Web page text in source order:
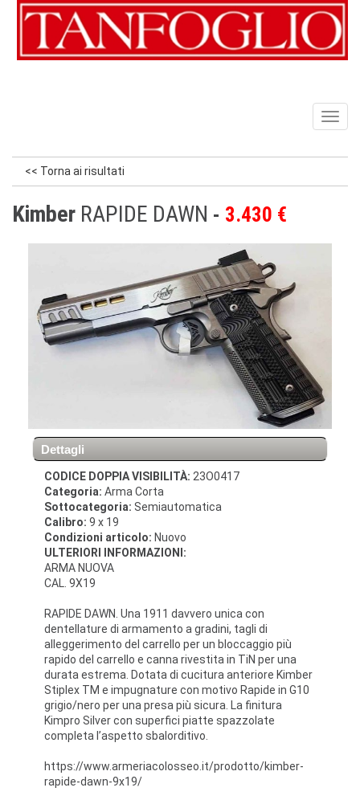
<< Torna ai risultati
Kimber RAPIDE DAWN 3.430 €
Dettagli
CODICE DOPPIA VISIBILITÀ: 23O0417
Categoria: Arma Corta
Sottocategoria: Semiautomatica
Calibro: 9 x 19
Condizioni articolo: Nuovo
ULTERIORI INFORMAZIONI:
ARMA NUOVA
CAL. 9X19
RAPIDE DAWN. Una 1911 davvero unica con
dentellature di armamento a gradini, tagli di
alleggerimento del carrello per un bloccaggio più
rapido del carrello e canna rivestita in TiN per una
durata estrema. Dotata di cucitura anteriore Kimber
Stiplex TM e impugnature con motivo Rapide in G10
grigio/nero per una presa più sicura. La finitura
Kimpro Silver con superfici piatte spazzolate
completa l’aspetto sbalorditivo.
https://www.armeriacolosseo.it/prodotto/kimber-
rapide-dawn-9x19/